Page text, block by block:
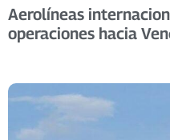
Aerolíneas
operaciones hacia